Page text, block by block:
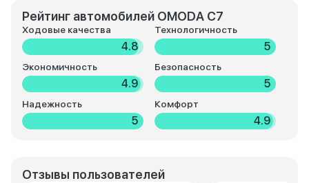
Рейтинг автомобилей OMODA C7
Ходовые качества
4.8
Технологичность
5
Экономичность
4.9
Безопасность
5
Надежность
5
Комфорт
4.9
Отзывы пользователей